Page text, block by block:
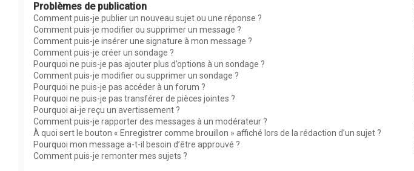
Problèmes de publication
Comment puis-je publier un nouveau sujet ou une réponse ?
Comment puis-je modifier ou supprimer un message ?
Comment puis-je insérer une signature à mon message ?
Comment puis-je créer un sondage ?
Pourquoi ne puis-je pas ajouter plus d’options à un sondage ?
Comment puis-je modifier ou supprimer un sondage ?
Pourquoi ne puis-je pas accéder à un forum ?
Pourquoi ne puis-je pas transférer de pièces jointes ?
Pourquoi ai-je reçu un avertissement ?
Comment puis-je rapporter des messages à un modérateur ?
À quoi sert le bouton « Enregistrer comme brouillon » affiché lors de la rédaction d’un sujet ?
Pourquoi mon message a-t-il besoin d’être approuvé ?
Comment puis-je remonter mes sujets ?